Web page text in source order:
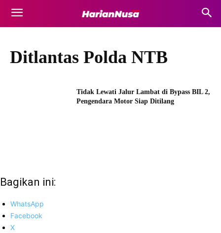
Ditlantas Polda NTB
Tidak Lewati Jalur Lambat di Bypass BIL 2,
Pengendara Motor Siap Ditilang
Bagikan ini:
WhatsApp
Facebook
X